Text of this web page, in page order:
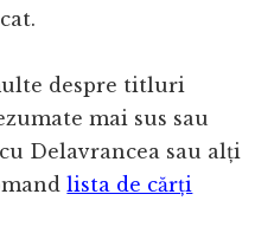
despre titluri
mai sus sau
Delavrancea sau alți
lista de cărți